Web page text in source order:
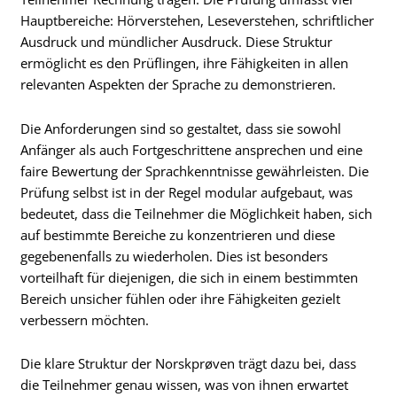
Hauptbereiche: Hörverstehen, Leseverstehen, schriftlicher
Ausdruck und mündlicher Ausdruck. Diese Struktur
ermöglicht es den Prüflingen, ihre Fähigkeiten in allen
relevanten Aspekten der Sprache zu demonstrieren.
Die Anforderungen sind so gestaltet, dass sie sowohl
Anfänger als auch Fortgeschrittene ansprechen und eine
faire Bewertung der Sprachkenntnisse gewährleisten. Die
Prüfung selbst ist in der Regel modular aufgebaut, was
bedeutet, dass die Teilnehmer die Möglichkeit haben, sich
auf bestimmte Bereiche zu konzentrieren und diese
gegebenenfalls zu wiederholen. Dies ist besonders
vorteilhaft für diejenigen, die sich in einem bestimmten
Bereich unsicher fühlen oder ihre Fähigkeiten gezielt
verbessern möchten.
Die klare Struktur der Norskprøven trägt dazu bei, dass
die Teilnehmer genau wissen, was von ihnen erwartet